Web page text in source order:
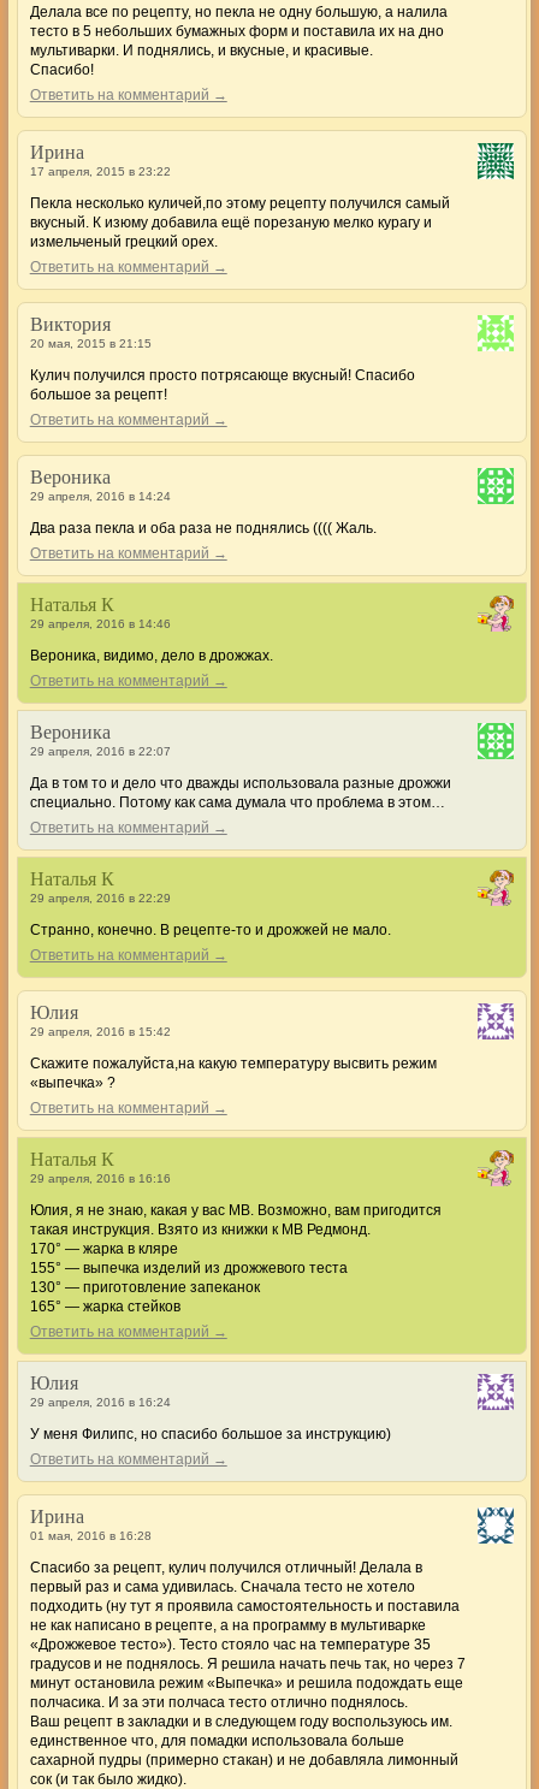
Делала все по рецепту, но пекла не одну большую, а налила
тесто в 5 небольших бумажных форм и поставила их на дно
мультиварки. И поднялись, и вкусные, и красивые.
Спасибо!
Ответить на комментарий →
Ирина
17 апреля, 2015 в 23:22
Пекла несколько куличей,по этому рецепту получился самый
вкусный. К изюму добавила ещё порезаную мелко курагу и
измельченый грецкий орех.
Ответить на комментарий →
Виктория
20 мая, 2015 в 21:15
Кулич получился просто потрясающе вкусный! Спасибо
большое за рецепт!
Ответить на комментарий →
Вероника
29 апреля, 2016 в 14:24
Два раза пекла и оба раза не поднялись (((( Жаль.
Ответить на комментарий →
Наталья К
29 апреля, 2016 в 14:46
Вероника, видимо, дело в дрожжах.
Ответить на комментарий →
Вероника
29 апреля, 2016 в 22:07
Да в том то и дело что дважды использовала разные дрожжи
специально. Потому как сама думала что проблема в этом…
Ответить на комментарий →
Наталья К
29 апреля, 2016 в 22:29
Странно, конечно. В рецепте-то и дрожжей не мало.
Ответить на комментарий →
Юлия
29 апреля, 2016 в 15:42
Скажите пожалуйста,на какую температуру высвить режим
«выпечка» ?
Ответить на комментарий →
Наталья К
29 апреля, 2016 в 16:16
Юлия, я не знаю, какая у вас МВ. Возможно, вам пригодится
такая инструкция. Взято из книжки к МВ Редмонд.
170° — жарка в кляре
155° — выпечка изделий из дрожжевого теста
130° — приготовление запеканок
165° — жарка стейков
Ответить на комментарий →
Юлия
29 апреля, 2016 в 16:24
У меня Филипс, но спасибо большое за инструкцию)
Ответить на комментарий →
Ирина
01 мая, 2016 в 16:28
Спасибо за рецепт, кулич получился отличный! Делала в
первый раз и сама удивилась. Сначала тесто не хотело
подходить (ну тут я проявила самостоятельность и поставила
не как написано в рецепте, а на программу в мультиварке
«Дрожжевое тесто»). Тесто стояло час на температуре 35
градусов и не поднялось. Я решила начать печь так, но через 7
минут остановила режим «Выпечка» и решила подождать еще
полчасика. И за эти полчаса тесто отлично поднялось.
Ваш рецепт в закладки и в следующем году воспользуюсь им.
единственное что, для помадки использовала больше
сахарной пудры (примерно стакан) и не добавляла лимонный
сок (и так было жидко).